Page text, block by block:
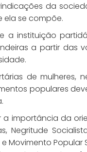
da
ela se compõe.
a instituição
a partir das
de mulheres,
populares
a importância da
Negritude
e Movimento